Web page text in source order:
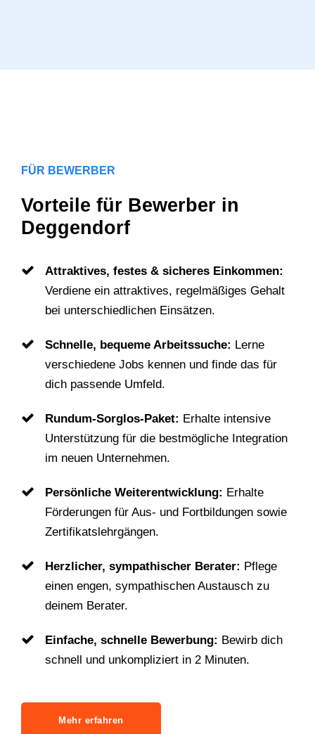
FÜR BEWERBER
Vorteile für Bewerber in
Deggendorf
Attraktives, festes & sicheres Einkommen:
Verdiene ein attraktives, regelmäßiges Gehalt
bei unterschiedlichen Einsätzen.
Schnelle, bequeme Arbeitssuche: Lerne
verschiedene Jobs kennen und finde das für
dich passende Umfeld.
Rundum-Sorglos-Paket: Erhalte intensive
Unterstützung für die bestmögliche Integration
im neuen Unternehmen.
Persönliche Weiterentwicklung: Erhalte
Förderungen für Aus- und Fortbildungen sowie
Zertifikatslehrgängen.
Herzlicher, sympathischer Berater: Pflege
einen engen, sympathischen Austausch zu
deinem Berater.
Einfache, schnelle Bewerbung: Bewirb dich
schnell und unkompliziert in 2 Minuten.
Mehr erfahren